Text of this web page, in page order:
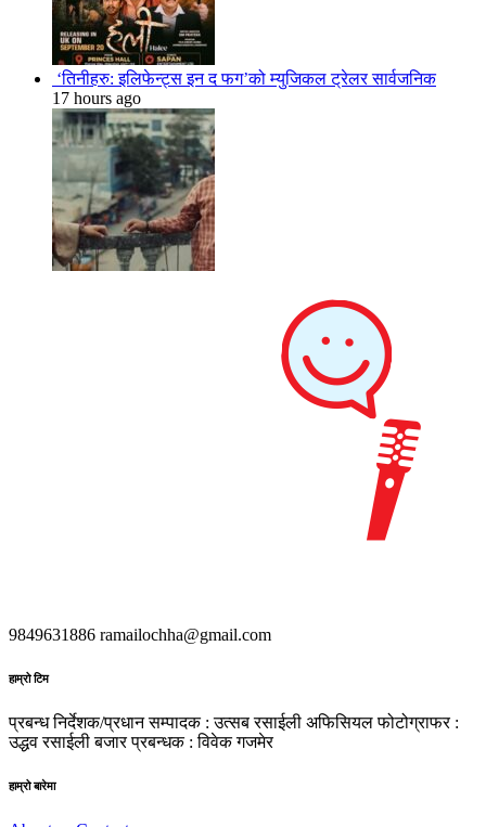
‘तिनीहरु: इलिफेन्ट्स इन द फग’को म्युजिकल ट्रेलर सार्वजनिक
17 hours ago
9849631886 ramailochha@gmail.com
हाम्रो टिम
प्रबन्ध निर्देशक/प्रधान सम्पादक : उत्सब रसाईली अफिसियल फोटोग्राफर :
उद्धव रसाईली बजार प्रबन्धक : विवेक गजमेर
हाम्रो बारेमा